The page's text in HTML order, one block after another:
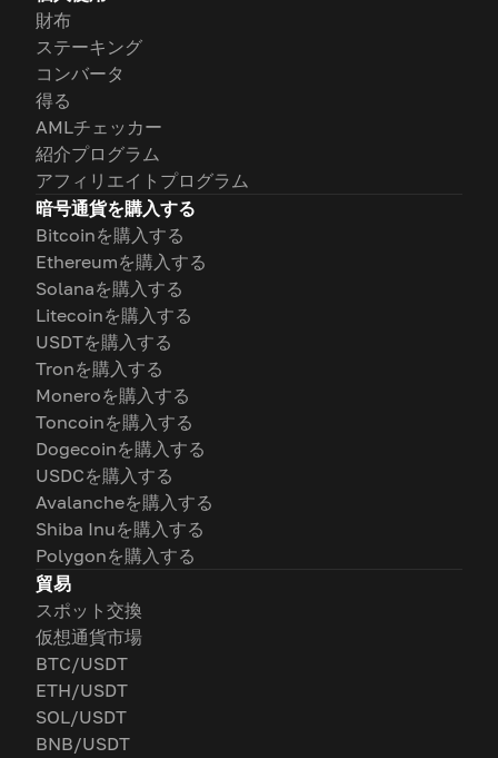
財布
ステーキング
コンバータ
得る
AMLチェッカー
紹介プログラム
アフィリエイトプログラム
暗号通貨を購入する
Bitcoinを購入する
Ethereumを購入する
Solanaを購入する
Litecoinを購入する
USDTを購入する
Tronを購入する
Moneroを購入する
Toncoinを購入する
Dogecoinを購入する
USDCを購入する
Avalancheを購入する
Shiba Inuを購入する
Polygonを購入する
貿易
スポット交換
仮想通貨市場
BTC/USDT
ETH/USDT
SOL/USDT
BNB/USDT